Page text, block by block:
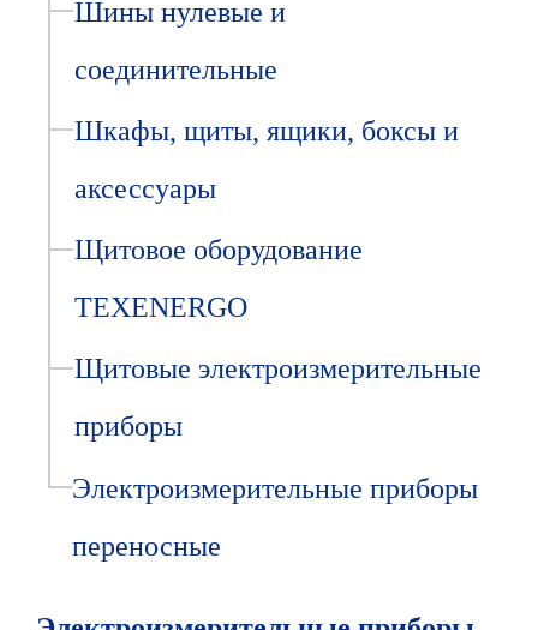
Шины нулевые и
соединительные
Шкафы, щиты, ящики, боксы и
аксессуары
Щитовое оборудование
TEXENERGO
Щитовые электроизмерительные
приборы
Электроизмерительные приборы
переносные